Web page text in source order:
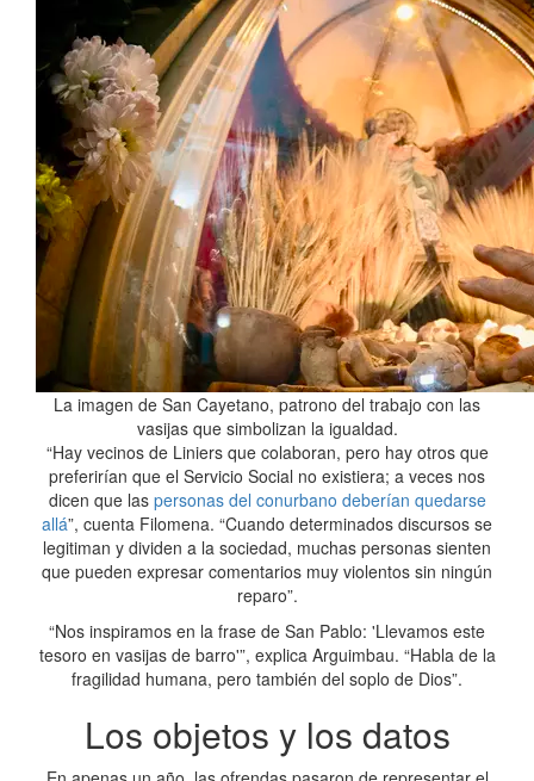
La imagen de San Cayetano, patrono del trabajo con las
vasijas que simbolizan la igualdad.
“Hay vecinos de Liniers que colaboran, pero hay otros que
preferirían que el Servicio Social no existiera; a veces nos
dicen que las personas del conurbano deberían quedarse
allá”, cuenta Filomena. “Cuando determinados discursos se
legitiman y dividen a la sociedad, muchas personas sienten
que pueden expresar comentarios muy violentos sin ningún
reparo”.
“Nos inspiramos en la frase de San Pablo: 'Llevamos este
tesoro en vasijas de barro'”, explica Arguimbau. “Habla de la
fragilidad humana, pero también del soplo de Dios”.
Los objetos y los datos